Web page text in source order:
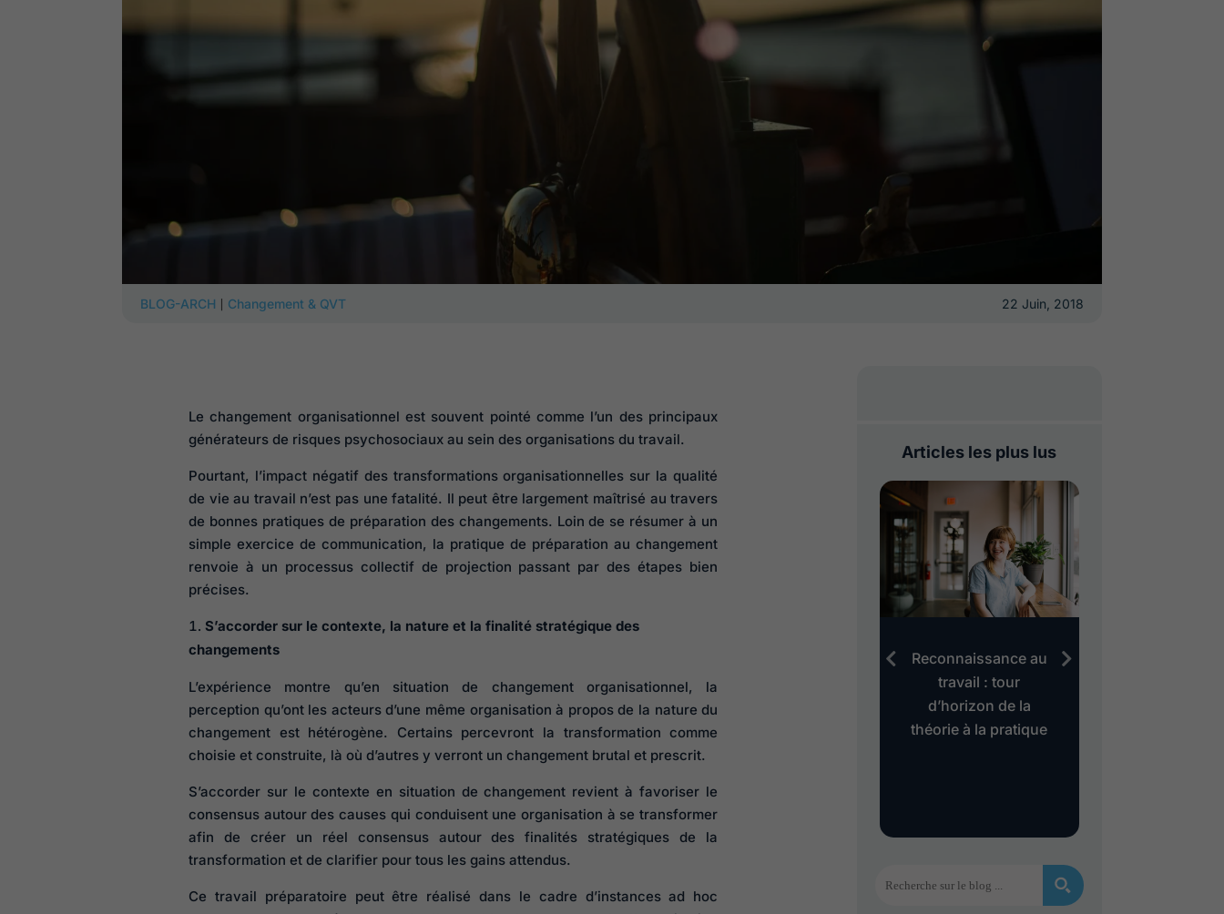
BLOG-ARCH | Changement & QVT 22 Juin, 2018
Le changement organisationnel est souvent pointé comme l’un des principaux
générateurs de risques psychosociaux au sein des organisations du travail.
Pourtant, l’impact négatif des transformations organisationnelles sur la qualité
de vie au travail n’est pas une fatalité. Il peut être largement maîtrisé au travers
de bonnes pratiques de préparation des changements. Loin de se résumer à un
simple exercice de communication, la pratique de préparation au changement
renvoie à un processus collectif de projection passant par des étapes bien
précises.
S’accorder sur le contexte, la nature et la finalité stratégique des
changements
L’expérience montre qu’en situation de changement organisationnel, la
perception qu’ont les acteurs d’une même organisation à propos de la nature du
changement est hétérogène. Certains percevront la transformation comme
choisie et construite, là où d’autres y verront un changement brutal et prescrit.
S’accorder sur le contexte en situation de changement revient à favoriser le
consensus autour des causes qui conduisent une organisation à se transformer
afin de créer un réel consensus autour des finalités stratégiques de la
transformation et de clarifier pour tous les gains attendus.
Ce travail préparatoire peut être réalisé dans le cadre d’instances ad hoc
Articles les plus lus
organisationnelles ?
Reconnaissance au
travail : tour
d’horizon de la
théorie à la pratique